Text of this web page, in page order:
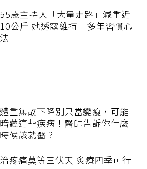
55歲主持人「大量走路」減重近
10公斤 她透露維持十多年習慣心
法
體重無故下降別只當變瘦，可能
暗藏這些疾病！醫師告訴你什麼
時候該就醫？
治疼痛莫等三伏天 炙療四季可行